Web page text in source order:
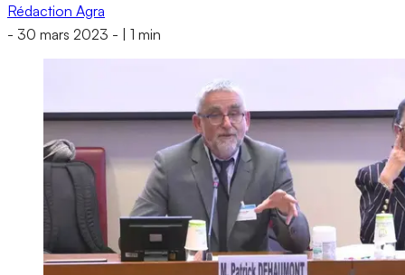
Rédaction Agra
- 30 mars 2023 - 1 min